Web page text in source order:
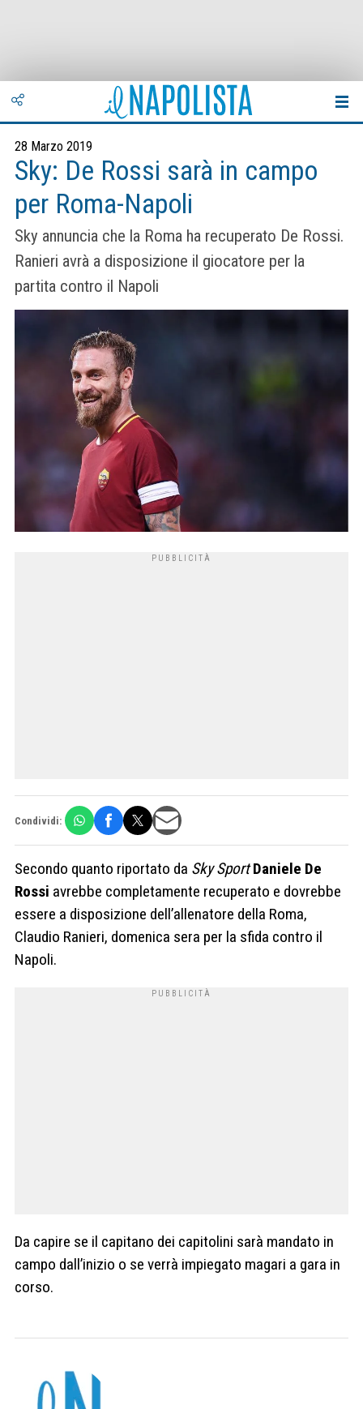
28 Marzo 2019
Sky: De Rossi sarà in campo
per Roma-Napoli
Sky annuncia che la Roma ha recuperato De Rossi.
Ranieri avrà a disposizione il giocatore per la
partita contro il Napoli
Condividi:
Secondo quanto riportato da Sky Sport Daniele De
Rossi avrebbe completamente recuperato e dovrebbe
essere a disposizione dell’allenatore della Roma,
Claudio Ranieri, domenica sera per la sfida contro il
Napoli.
Da capire se il capitano dei capitolini sarà mandato in
campo dall’inizio o se verrà impiegato magari a gara in
corso.